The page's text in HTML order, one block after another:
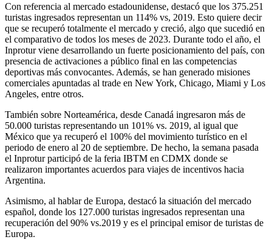
Con referencia al mercado estadounidense, destacó que los 375.251
turistas ingresados representan un 114% vs, 2019. Esto quiere decir
que se recuperó totalmente el mercado y creció, algo que sucedió en
el comparativo de todos los meses de 2023. Durante todo el año, el
Inprotur viene desarrollando un fuerte posicionamiento del país, con
presencia de activaciones a público final en las competencias
deportivas más convocantes. Además, se han generado misiones
comerciales apuntadas al trade en New York, Chicago, Miami y Los
Angeles, entre otros.
También sobre Norteamérica, desde Canadá ingresaron más de
50.000 turistas representando un 101% vs. 2019, al igual que
México que ya recuperó el 100% del movimiento turístico en el
periodo de enero al 20 de septiembre. De hecho, la semana pasada
el Inprotur participó de la feria IBTM en CDMX donde se
realizaron importantes acuerdos para viajes de incentivos hacia
Argentina.
Asimismo, al hablar de Europa, destacó la situación del mercado
español, donde los 127.000 turistas ingresados representan una
recuperación del 90% vs.2019 y es el principal emisor de turistas de
Europa.